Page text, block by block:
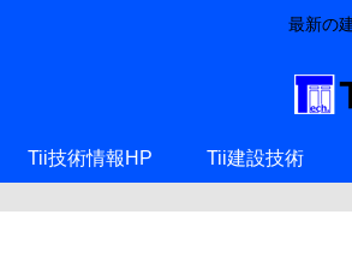
最新の
Tii技術情報HP Tii建設技術